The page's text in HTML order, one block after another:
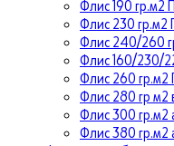
Флис 190 гр.м2
Флис 230 гр.м2
Флис 240/260
Флис 160/230/
Флис 260 гр.м2
Флис 280 гр м2
Флис 300 гр.м2
Флис 380 гр.м2